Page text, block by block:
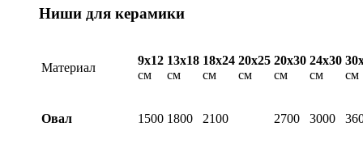
Ниши для керамики
Материал
9х12
см
13х18
см
18х24
см
20х25
см
20х30
см
24х30
см
см
Овал 1500 1800 2100 2700 3000